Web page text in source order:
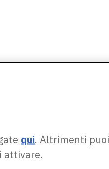
qui. Altrimenti puoi
attivare.